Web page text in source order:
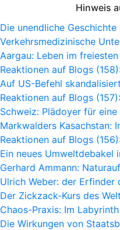
Hinweis
Die unendliche
Verkehrsmedizinische
Aargau: Leben im
Reaktionen auf Blogs
Auf US-Befehl
Reaktionen auf Blogs
Schweiz: Plädoyer für
Markwalders Kasachstan:
Reaktionen auf Blogs
Ein neues Umweltdebakel
Gerhard Ammann:
Ulrich Weber: der Erfinder
Der Zickzack-Kurs des
Chaos-Praxis: Im
Die Wirkungen von